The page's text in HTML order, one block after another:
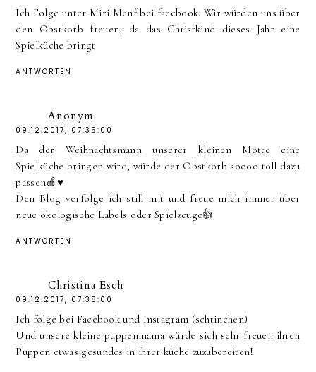
Ich Folge unter Miri Menf bei facebook. Wir würden uns über
den Obstkorb freuen, da das Christkind dieses Jahr eine
Spielküche bringt
ANTWORTEN
Anonym
09.12.2017, 07:35:00
Da der Weihnachtsmann unserer kleinen Motte eine
Spielküche bringen wird, würde der Obstkorb soooo toll dazu
passen🍎♥️
Den Blog verfolge ich still mit und freue mich immer über
neue ökologische Labels oder Spielzeuge👍
ANTWORTEN
Christina Esch
09.12.2017, 07:38:00
Ich folge bei Facebook und Instagram (schtinchen)
Und unsere kleine puppenmama würde sich sehr freuen ihren
Puppen etwas gesundes in ihrer küche zuzubereiten!